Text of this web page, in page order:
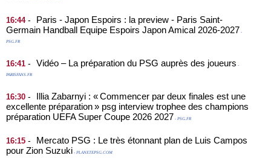
16:44-
Paris - Japon Espoirs : la preview - Paris Saint-
Germain Handball Equipe Espoirs Japon Amical 2026-2027 -
PSG.FR
16:41 - Vidéo – La préparation du PSG auprès des joueurs -
PARISFANS.FR
16:30 -
Illia Zabarnyi : « Commencer par deux finales est une
excellente préparation » psg interview trophee des champions
préparation UEFA Super Coupe 2026 2027 - PSG.FR
16:15 -
Mercato PSG : Le très étonnant plan de Luis Campos
pour Zion Suzuki - PLANETEPSG.COM